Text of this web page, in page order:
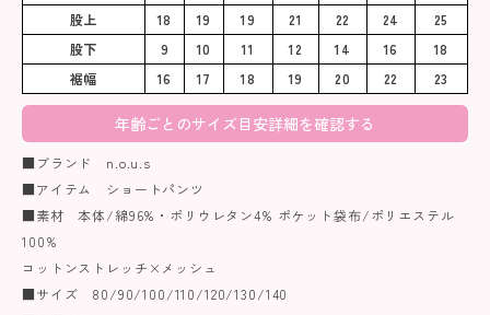
股上
18 19 19 21 22 24
25
股下
9 10 11 12 14 16
18
裾幅
16 17 18 19 20 22 23
年齢ごとのサイズ目安詳細を確認する
■ブランド n.o.u.s
■アイテム ショートパンツ
■素材 本体/綿96%・ポリウレタン4% ポケット袋布/ポリエステル
100%
コットンストレッチ×メッシュ
■サイズ 80/90/100/110/120/130/140